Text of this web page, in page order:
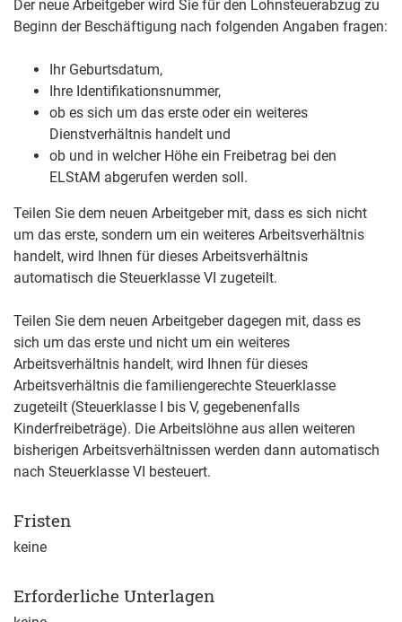
Der neue Arbeitgeber wird Sie für den Lohnsteuerabzug zu
Beginn der Beschäftigung nach folgenden Angaben fragen:
Ihr Geburtsdatum,
Ihre Identifikationsnummer,
ob es sich um das erste oder ein weiteres
Dienstverhältnis handelt und
ob und in welcher Höhe ein Freibetrag bei den
ELStAM abgerufen werden soll.
Teilen Sie dem neuen Arbeitgeber mit, dass es sich nicht
um das erste, sondern um ein weiteres Arbeitsverhältnis
handelt, wird Ihnen für dieses Arbeitsverhältnis
automatisch die Steuerklasse VI zugeteilt.
Teilen Sie dem neuen Arbeitgeber dagegen mit, dass es
sich um das erste und nicht um ein weiteres
Arbeitsverhältnis handelt, wird Ihnen für dieses
Arbeitsverhältnis die familiengerechte Steuerklasse
zugeteilt (Steuerklasse I bis V, gegebenenfalls
Kinderfreibeträge). Die Arbeitslöhne aus allen weiteren
bisherigen Arbeitsverhältnissen werden dann automatisch
nach Steuerklasse VI besteuert.
Fristen
keine
Erforderliche Unterlagen